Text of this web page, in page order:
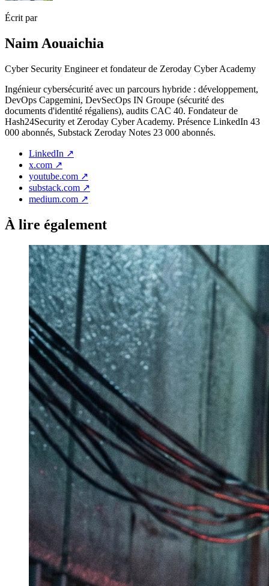
Écrit par
Naim Aouaichia
Cyber Security Engineer et fondateur de Zeroday Cyber Academy
Ingénieur cybersécurité avec un parcours hybride : développement,
DevOps Capgemini, DevSecOps IN Groupe (sécurité des
documents d'identité régaliens), audits CAC 40. Fondateur de
Hash24Security et Zeroday Cyber Academy. Présence LinkedIn 43
000 abonnés, Substack Zeroday Notes 23 000 abonnés.
LinkedIn ↗
x.com ↗
youtube.com ↗
substack.com ↗
medium.com ↗
À lire également